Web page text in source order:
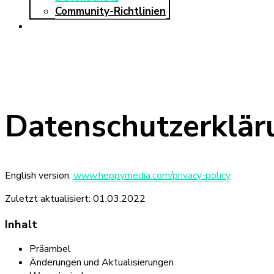
Community-Richtlinien
English version: www.heppymedia.com/privacy-policy
Zuletzt aktualisiert: 01.03.2022
Inhalt
Präambel
Änderungen und Aktualisierungen